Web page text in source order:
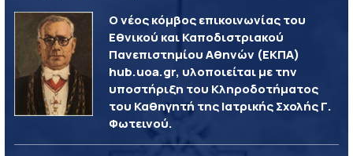
Ο νέος κόμβος επικοινωνίας του
Εθνικού και Καποδιστριακού
Πανεπιστημίου Αθηνών (ΕΚΠΑ)
hub.uoa.gr, υλοποιείται με την
υποστήριξη του Κληροδοτήματος
του Καθηγητή της Ιατρικής Σχολής Γ.
Φωτεινού.